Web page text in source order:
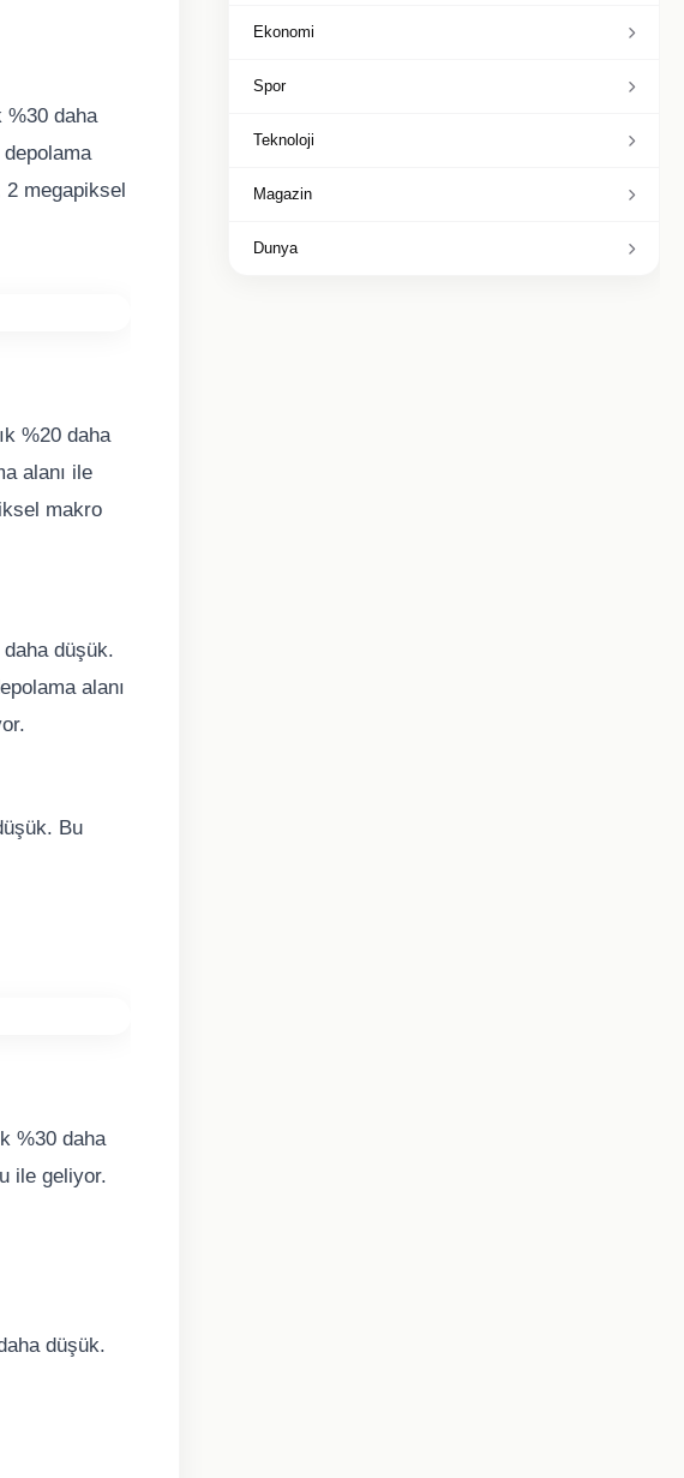
%30 daha
megapiksel
%20 daha
alanı ile
makro
düşük.
alanı
Bu
%30 daha
ile geliyor.
düşük.
Ekonomi
Spor
Teknoloji
Magazin
Dunya